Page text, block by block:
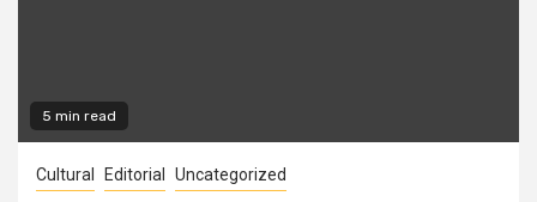
5 min read
Cultural Editorial Uncategorized